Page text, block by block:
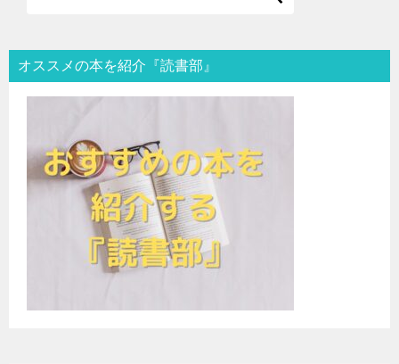
オススメの本を紹介『読書部』